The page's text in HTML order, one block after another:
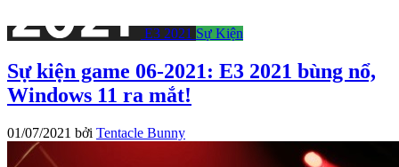
E3 2021 Sự Kiện
Sự kiện game 06-2021: E3 2021 bùng nổ,
Windows 11 ra mắt!
01/07/2021 bởi Tentacle Bunny